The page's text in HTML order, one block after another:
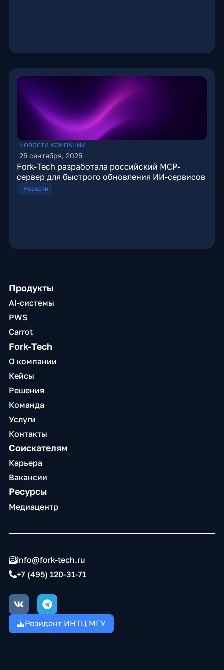
НОВОСТИ КОМПАНИИ
25 сентября, 2025
Fork-Tech разработала российский MCP-
сервер для быстрого обновления ИИ-сервисов
Новости
Продукты
AI-системы
PWS
Carrot
Fork-Tech
О компании
Кейсы
Решения
Команда
Услуги
Контакты
Соискателям
Карьера
Вакансии
Ресурсы
Медиацентр
info@fork-tech.ru
+7 (495) 120-31-71
V
k
T
e
l
e
Резидент ИНТЦ МГУ